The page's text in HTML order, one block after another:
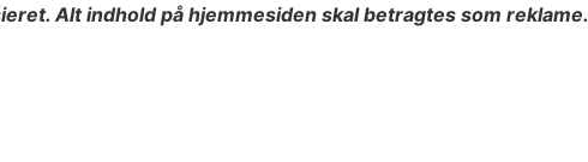
Alt indhold på hjemmesiden skal betragtes som reklame.